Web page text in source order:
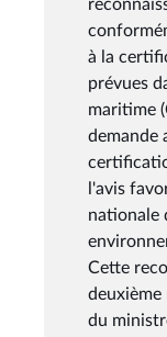
à la
prévues
maritime
demande
l'avis
nationale
Cette
deuxième
du